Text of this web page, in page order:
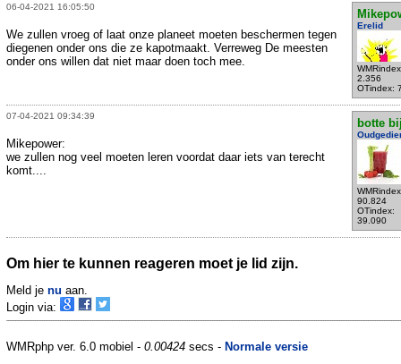
06-04-2021 16:05:50
Erelid
2.356
OTindex:
We zullen vroeg of laat onze planeet moeten beschermen tegen
diegenen onder ons die ze kapotmaakt. Verreweg De meesten
onder ons willen dat niet maar doen toch mee.
07-04-2021 09:34:39
botte
90.824
OTindex:
39.090
Mikepower:
we zullen nog veel moeten leren voordat daar iets van terecht
komt....
Om hier te kunnen reageren moet je lid zijn.
Meld je nu aan.
Login via:
WMRphp ver. 6.0 mobiel - 0.00424 secs - Normale versie